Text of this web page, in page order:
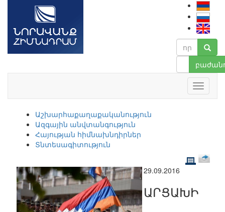
Աշխարհաքաղաքականություն
Ազգային անվտանգություն
Հայության հիմնախնդիրներ
Տնտեսագիտություն
29.09.2016
ԱՐՑԱԽԻ